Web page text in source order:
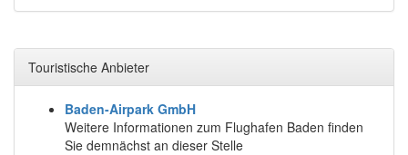
Touristische Anbieter
Baden-Airpark GmbH
Weitere Informationen zum Flughafen Baden finden
Sie demnächst an dieser Stelle